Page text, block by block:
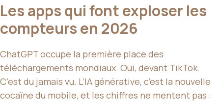
Les apps qui font exploser les
compteurs en 2026
ChatGPT occupe la première place des
téléchargements mondiaux. Oui, devant TikTok.
C’est du jamais vu. L’IA générative, c’est la nouvelle
cocaïne du mobile, et les chiffres ne mentent pas :